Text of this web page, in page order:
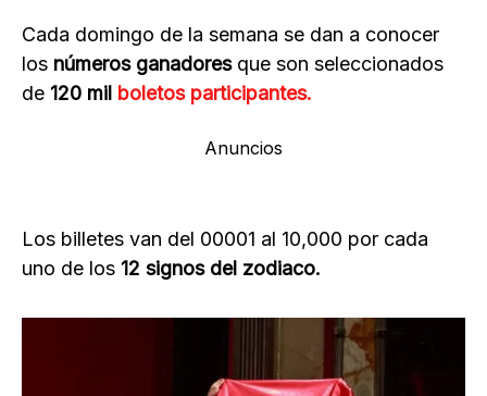
Cada domingo de la semana se dan a conocer
los números ganadoresque son seleccionados
de 120 mil boletos participantes.
Anuncios
Los billetes van del 00001 al 10,000 por cada
uno de los 12 signos del zodiaco.